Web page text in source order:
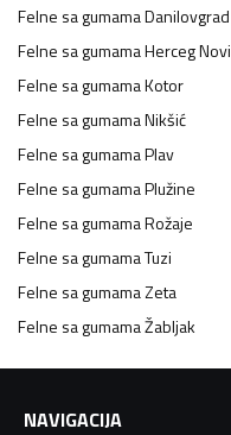
Felne sa gumamaDanilovgrad
Felne sa gumamaHerceg Novi
Felne sa gumamaKotor
Felne sa gumamaNikšić
Felne sa gumamaPlav
Felne sa gumamaPlužine
Felne sa gumamaRožaje
Felne sa gumamaTuzi
Felne sa gumamaZeta
Felne sa gumamaŽabljak
NAVIGACIJA